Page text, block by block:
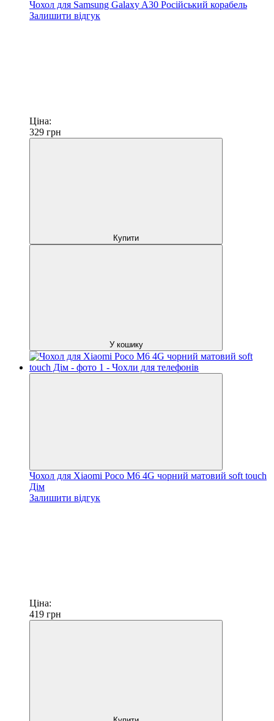
Чохол для Samsung Galaxy A30 Російський корабель
Залишити відгук
Ціна:
329 грн
Купити
У кошику
Чохол для Xiaomi Poco M6 4G чорний матовий soft touch
Дім
Залишити відгук
Ціна:
419 грн